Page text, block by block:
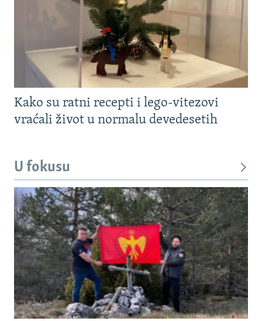
Kako su ratni recepti i lego-vitezovi
vraćali život u normalu devedesetih
U fokusu